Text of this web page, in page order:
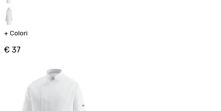
+ Colori
€ 37